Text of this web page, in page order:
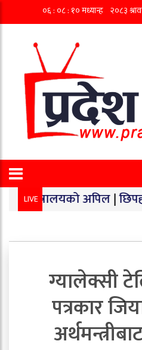
LIVE
अपिल|छिपहरमाईमा
ग्यालेक्सी
पत्रकार